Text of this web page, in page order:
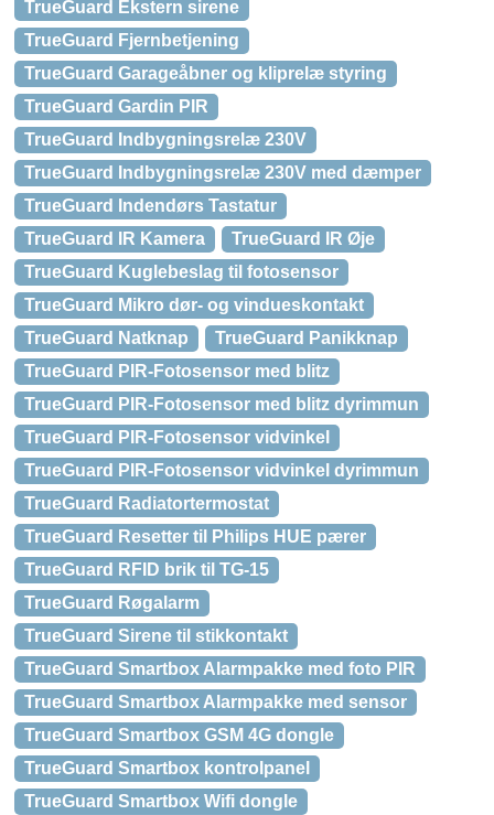
TrueGuard Ekstern sirene
TrueGuard Fjernbetjening
TrueGuard Garageåbner og kliprelæ styring
TrueGuard Gardin PIR
TrueGuard Indbygningsrelæ 230V
TrueGuard Indbygningsrelæ 230V med dæmper
TrueGuard Indendørs Tastatur
TrueGuard IR Kamera
TrueGuard IR Øje
TrueGuard Kuglebeslag til fotosensor
TrueGuard Mikro dør- og vindueskontakt
TrueGuard Natknap
TrueGuard Panikknap
TrueGuard PIR-Fotosensor med blitz
TrueGuard PIR-Fotosensor med blitz dyrimmun
TrueGuard PIR-Fotosensor vidvinkel
TrueGuard PIR-Fotosensor vidvinkel dyrimmun
TrueGuard Radiatortermostat
TrueGuard Resetter til Philips HUE pærer
TrueGuard RFID brik til TG-15
TrueGuard Røgalarm
TrueGuard Sirene til stikkontakt
TrueGuard Smartbox Alarmpakke med foto PIR
TrueGuard Smartbox Alarmpakke med sensor
TrueGuard Smartbox GSM 4G dongle
TrueGuard Smartbox kontrolpanel
TrueGuard Smartbox Wifi dongle